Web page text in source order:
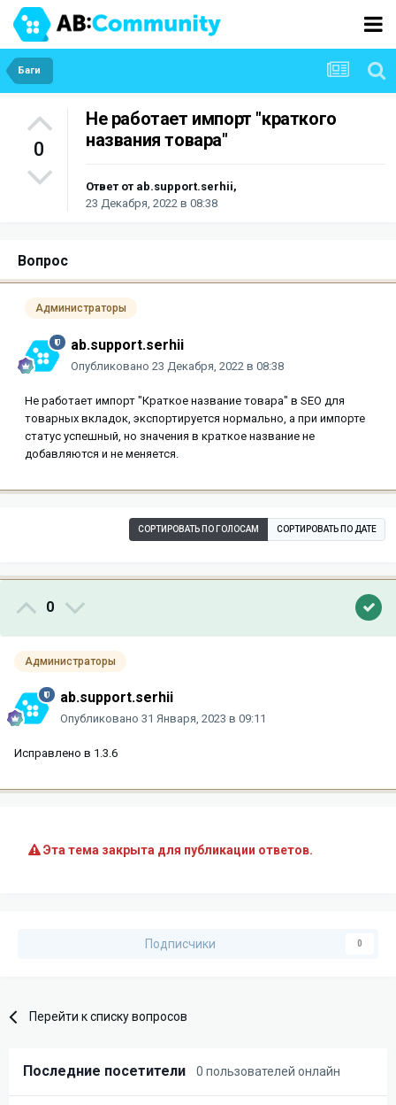
Баги
0
Не работает импорт "краткого
названия товара"
Ответ от ab.support.serhii,
23 Декабря, 2022 в 08:38
Вопрос
Администраторы
ab.support.serhii
Опубликовано 23 Декабря, 2022 в 08:38
Не работает импорт "Краткое название товара" в SEO для
товарных вкладок, экспортируется нормально, а при импорте
статус успешный, но значения в краткое название не
добавляются и не меняется.
СОРТИРОВАТЬ ПО ГОЛОСАМ СОРТИРОВАТЬ ПО ДАТЕ
0
Администраторы
ab.support.serhii
Опубликовано 31 Января, 2023 в 09:11
Исправлено в 1.3.6
Эта тема закрыта для публикации ответов.
Подписчики 0
Перейти к списку вопросов
Последние посетители 0 пользователей онлайн